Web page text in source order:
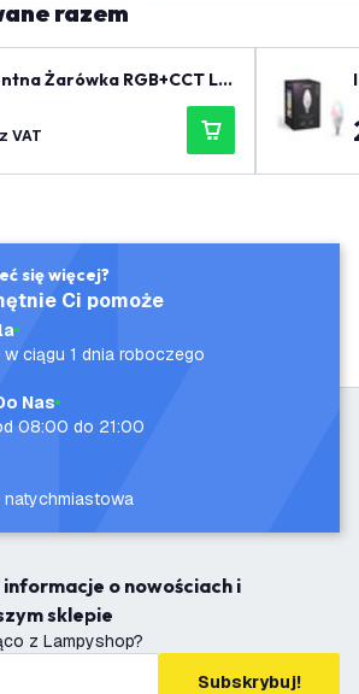
razem
Żarówka RGB+CCT LE
Ściemnialna - WiFi - 4.9W
z VAT
się więcej?
Ci pomoże
ciągu 1 dnia roboczego
Nas
08:00 do 21:00
sklepie
z Lampyshop?
Subskrybuj!